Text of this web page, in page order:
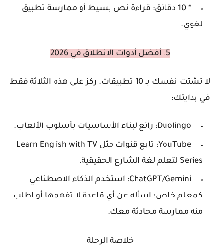
* 10 دقائق: قراءة نص بسيط أو ممارسة تطبيق
لغوي.
5. أفضل أدوات الانطلاق في 2026
لا تشتت نفسك بـ 10 تطبيقات. ركز على هذه الثلاثة فقط
في بدايتك:
YouTube: تابع قنوات مثل Learn English with TV
Series لتعلم لغة الشارع الحقيقية.
ChatGPT/Gemini: استخدم الذكاء الاصطناعي
كمعلم خاص؛ اسأله عن أي قاعدة لا تفهمها أو اطلب
منه ممارسة محادثة معك.
خلاصة الرحلة